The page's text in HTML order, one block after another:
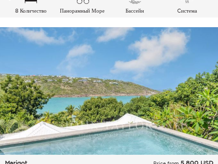
8 Количество
Панорамный Море Бассейн
Cистема
воздуха